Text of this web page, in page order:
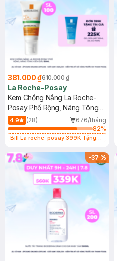
381.000 ₫610.000 ₫
La Roche-Posay
Kem Chống Nắng La Roche-
Posay Phổ Rộng, Nâng Tông
Kiềm Dầu 50ml
4.9 (28)
676/tháng
82%
Bill La roche-posay 399K Tặng
(SL có hạn)
-37%